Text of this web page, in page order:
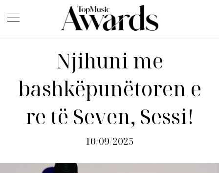
Njihuni me
bashkëpunëtoren e
re të Seven, Sessi!
10/09/2025